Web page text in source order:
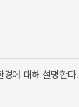
에 대해 설명한다.